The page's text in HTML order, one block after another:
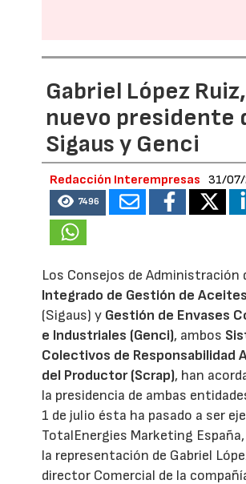
Gabriel López Ruiz,
nuevo presidente
Sigaus y Genci
Redacción Interempresas 31/
7496
Los Consejos de Administración
Integrado de Gestión de
(Sigaus) y Gestión de Envases
e Industriales (Genci), ambos
Colectivos de Responsabilidad
del Productor (Scrap), han
la presidencia de ambas
1 de julio ésta ha pasado a ser
TotalEnergies Marketing España,
la representación de Gabriel
director Comercial de la